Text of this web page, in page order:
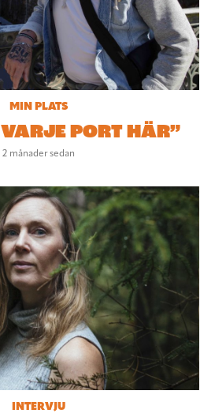
MIN PLATS
PORT HÄR”
2 månader sedan
INTERVJU